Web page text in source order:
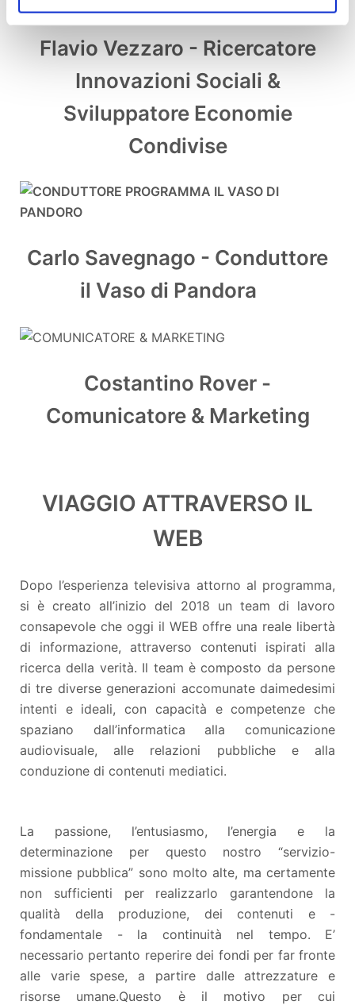
Flavio Vezzaro - Ricercatore
Innovazioni Sociali &
Sviluppatore Economie
Condivise
Carlo Savegnago - Conduttore
il Vaso di Pandora
Costantino Rover -
Comunicatore & Marketing
VIAGGIO ATTRAVERSO IL
WEB
Dopo l’esperienza televisiva attorno al programma,
si è creato all’inizio del 2018 un team di lavoro
consapevole che oggi il WEB offre una reale libertà
di informazione, attraverso contenuti ispirati alla
ricerca della verità. Il team è composto da persone
di tre diverse generazioni accomunate daimedesimi
intenti e ideali, con capacità e competenze che
spaziano dall’informatica alla comunicazione
audiovisuale, alle relazioni pubbliche e alla
conduzione di contenuti mediatici.
La passione, l’entusiasmo, l’energia e la
determinazione per questo nostro “servizio-
missione pubblica” sono molto alte, ma certamente
non sufficienti per realizzarlo garantendone la
qualità della produzione, dei contenuti e -
fondamentale - la continuità nel tempo. E’
necessario pertanto reperire dei fondi per far fronte
alle varie spese, a partire dalle attrezzature e
risorse umane.Questo è il motivo per cui